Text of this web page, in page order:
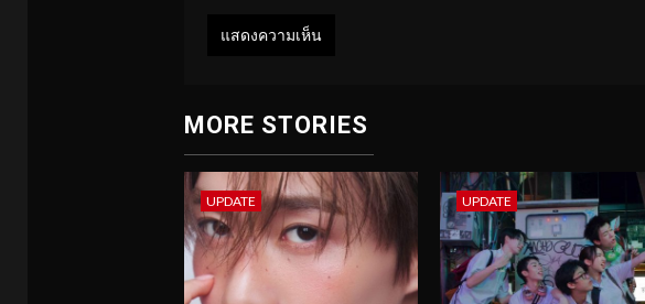
MORE STORIES
UPDATE UPDATE